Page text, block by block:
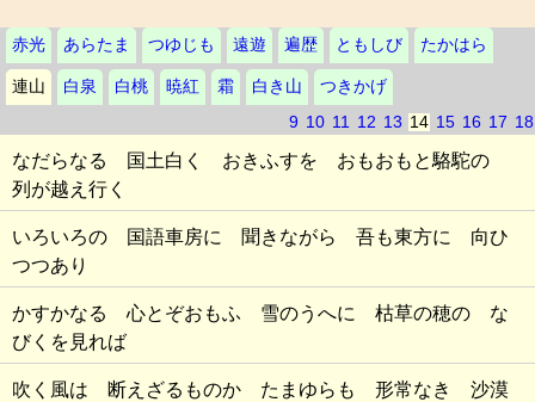
赤光 あらたま つゆじも 遠遊 遍歴 ともしび たかはら
連山 白泉 白桃 暁紅 霜 白き山
つきかげ
9 10 11 12 13 14 15 16 17 18
なだらなる 国土白く おきふすを おもおもと駱駝の
列が越え行く
いろいろの 国語車房に 聞きながら 吾も東方に 向ひ
つつあり
かすかなる 心とぞおもふ 雪のうへに 枯草の穂の な
びくを見れば
吹く風は 断えざるものか たまゆらも 形常なき 沙漠